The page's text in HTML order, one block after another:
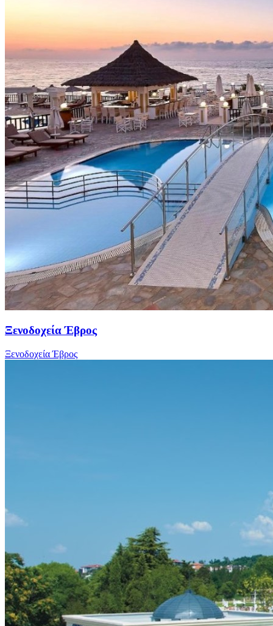
Ξενοδοχεία Έβρος
Ξενοδοχεία Έβρος